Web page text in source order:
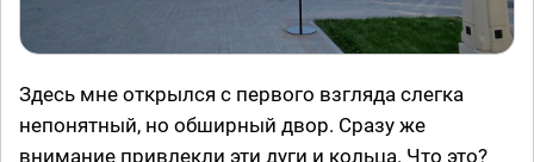
Здесь мне открылся с первого взгляда слегка
непонятный, но обширный двор. Сразу же
внимание привлекли эти дуги и кольца. Что это?